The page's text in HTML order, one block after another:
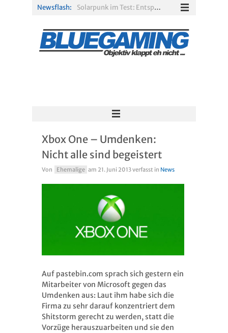
Newsflash:
Solarpunk im Test: Entspannter Aufbau über den Wolken
PS Plus Extra und Premium: Erste Abgänge für August 2026 bestätigt
Gamescom 2026: Sony fehlt zum siebten Mal in Folge
R.E.P.O. im Test: Chaos, Koop und viel Spannung
Xbox One – Umdenken:
Nicht alle sind begeistert
Von Ehemalige am 21. Juni 2013verfasst in News
Auf pastebin.com sprach sich gestern ein
Mitarbeiter von Microsoft gegen das
Umdenken aus: Laut ihm habe sich die
Firma zu sehr darauf konzentriert dem
Shitstorm gerecht zu werden, statt die
Vorzüge herauszuarbeiten und sie den